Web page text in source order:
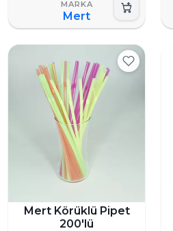
Mert
Mert Körüklü Pipet
200'lü